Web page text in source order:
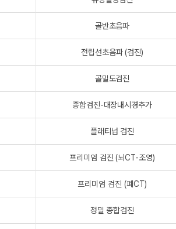
골반초음파
전립선초음파 (검진)
골밀도검진
종합검진-대장내시경추가
플래티넘 검진
프리미엄 검진 (뇌CT-조영)
프리미엄 검진 (폐CT)
정밀 종합검진